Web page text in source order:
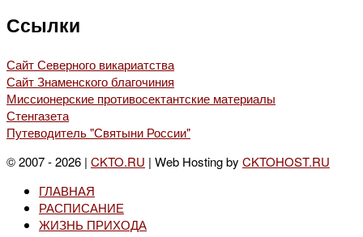
Ссылки
Сайт Северного викариатства
Сайт Знаменского благочиния
Миссионерские противосектантские материалы
Стенгазета
Путеводитель "Святыни России"
© 2007 - 2026 | CKTO.RU | Web Hosting by CKTOHOST.RU
ГЛАВНАЯ
РАСПИСАНИЕ
ЖИЗНЬ ПРИХОДА